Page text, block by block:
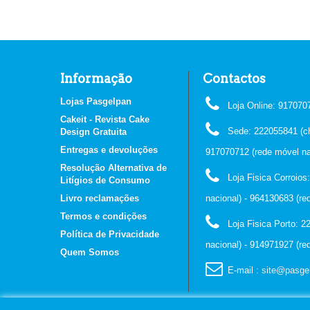
Informação
Lojas Pasgelpan
Cakeit - Revista Cake
Design Gratuita
Entregas e devoluções
Resolução Alternativa de
Litígios de Consumo
Livro reclamações
Termos e condições
Política de Privacidade
Quem Somos
Contactos
Loja Online:
Sede: 222055841
917070712 (rede móvel
Loja Fisica
nacional) - 964130683
Loja Fisica Porto:
nacional) - 914971927
E-mail :